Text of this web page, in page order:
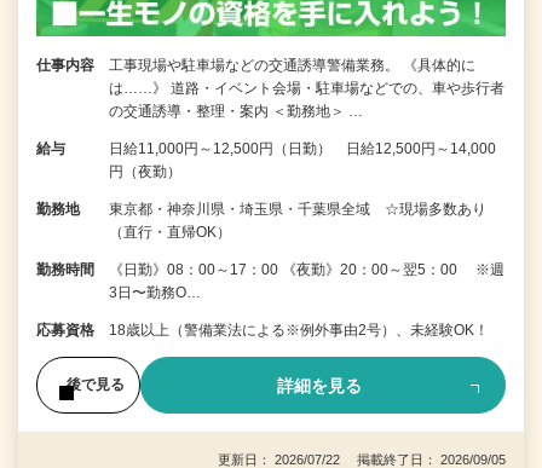
仕事内容
工事現場や駐車場などの交通誘導警備業務。 《具体的に
は……》 道路・イベント会場・駐車場などでの、車や歩行者
の交通誘導・整理・案内 ＜勤務地＞ …
給与
日給11,000円～12,500円（日勤） 日給12,500円～14,000
円（夜勤）
勤務地
東京都・神奈川県・埼玉県・千葉県全域 ☆現場多数あり
（直行・直帰OK）
勤務時間
《日勤》08：00～17：00 《夜勤》20：00～翌5：00 ※週
3日〜勤務O…
応募資格 18歳以上（警備業法による※例外事由2号）、未経験OK！
後で見る 詳細を見る
更新日： 2026/07/22 掲載終了日： 2026/09/05